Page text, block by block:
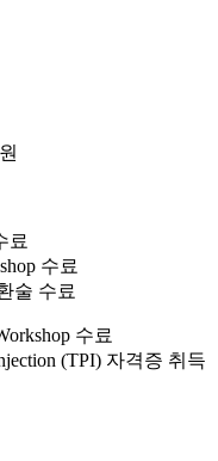
료
수료
술 수료
수료
(TPI) 자격증 취득